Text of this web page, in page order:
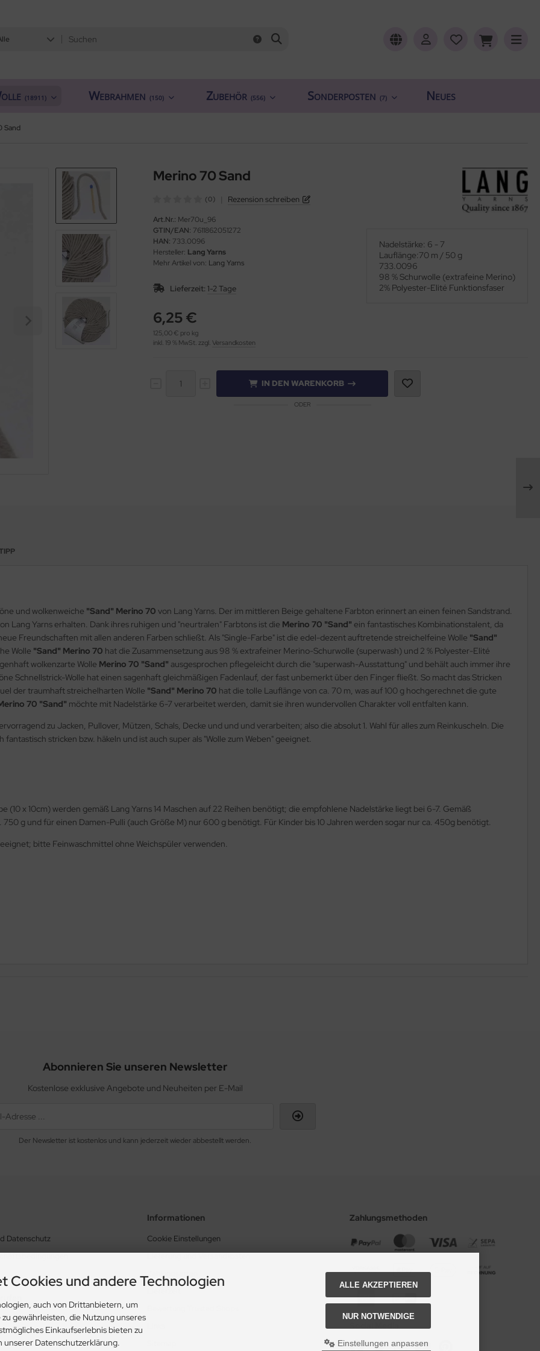
(18911) Webrahmen (150) Zubehör (556) Sonderposten (7) Neues
Sand
Merino 70 Sand
(0) Rezension schreiben
Art.Nr.: Mer70u_96
GTIN/EAN: 7611862051272
HAN: 733.0096
Hersteller: Lang Yarns
Mehr Artikel von: Lang Yarns
Lieferzeit: 1-2 Tage
6,25 €
125,00 € pro kg
inkl. 19 % MwSt. zzgl. Versandkosten
Nadelstärke: 6 - 7
Lauflänge:70 m / 50 g
733.0096
98 % Schurwolle (extrafeine Merino)
2% Polyester-Elité Funktionsfaser
IN DEN WARENKORB
ODER
und wolkenweiche "Sand" Merino 70 von Lang Yarns. Der im mittleren Beige gehaltene Farbton erinnert an einen feinen Sandstrand.
Yarns erhalten. Dank ihres ruhigen und "neurtralen" Farbtons ist die Merino 70 "Sand" ein fantastisches Kombinationstalent, da
Freundschaften mit allen anderen Farben schließt. Als "Single-Farbe" ist die edel-dezent auftretende streichelfeine Wolle "Sand"
Wolle "Sand" Merino 70 hat die Zusammensetzung aus 98 % extrafeiner Merino-Schurwolle (superwash) und 2 % Polyester-Elité
wolkenzarte Wolle Merino 70 "Sand" ausgesprochen pflegeleicht durch die "superwash-Ausstattung" und behält auch immer ihre
Schnellstrick-Wolle hat einen sagenhaft gleichmäßigen Fadenlauf, der fast unbemerkt über den Finger fließt. So macht das Stricken
der traumhaft streichelharten Wolle "Sand" Merino 70 hat die tolle Lauflänge von ca. 70 m, was auf 100 g hochgerechnet die gute
70 "Sand" möchte mit Nadelstärke 6-7 verarbeitet werden, damit sie ihren wundervollen Charakter voll entfalten kann.
zu Jacken, Pullover, Mützen, Schals, Decke und und und verarbeiten; also die absolut 1. Wahl für alles zum Reinkuscheln. Die
fantastisch stricken bzw. häkeln und ist auch super als "Wolle zum Weben" geeignet.
x 10cm) werden gemäß Lang Yarns 14 Maschen auf 22 Reihen benötigt; die empfohlene Nadelstärke liegt bei 6-7. Gemäß
g und für einen Damen-Pulli (auch Größe M) nur 600 g benötigt. Für Kinder bis 10 Jahren werden sogar nur ca. 450g benötigt.
bitte Feinwaschmittel ohne Weichspüler verwenden.
Abonnieren Sie unseren Newsletter
Kostenlose exklusive Angebote und Neuheiten per E-Mail
Der Newsletter ist kostenlos und kann jederzeit wieder abbestellt werden.
Datenschutz
Informationen
Cookie Einstellungen
Lieferung und Versandkosten
Zahlungsarten
Zahlungsmethoden
Cookies und andere Technologien
auch von Drittanbietern, um
gewährleisten, die Nutzung unseres
Einkaufserlebnis bieten zu
unserer Datenschutzerklärung.
ALLE AKZEPTIEREN
NUR NOTWENDIGE
Einstellungen anpassen